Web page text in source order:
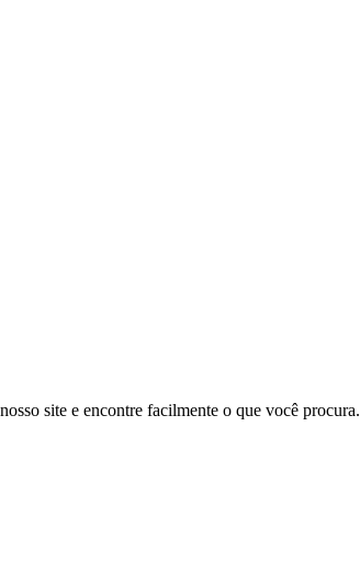
site e encontre facilmente o que você procura.